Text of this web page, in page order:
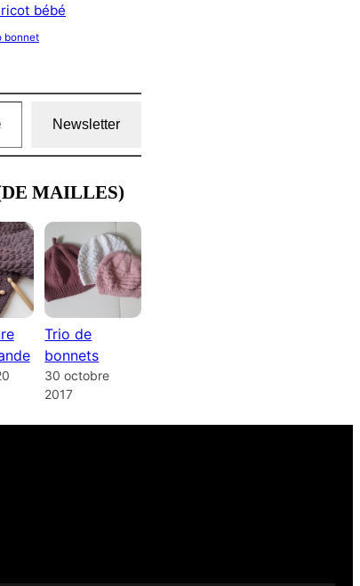
bébé
bonnet
Newsletter
MAILLES)
Trio de
bonnets
30 octobre
2017